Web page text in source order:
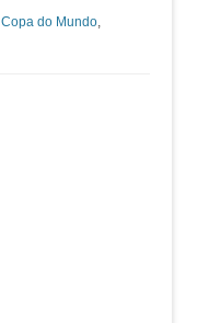
Copa do Mundo,